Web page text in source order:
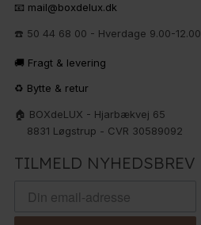
📧 mail@boxdelux.dk
☎️ 50 44 68 00 - Hverdage 9.00-12.00
🚚 Fragt & levering
♻️ Bytte & retur
🏠 BOXdeLUX - Hjarbækvej 65
8831 Løgstrup - CVR 30589092
TILMELD NYHEDSBREV